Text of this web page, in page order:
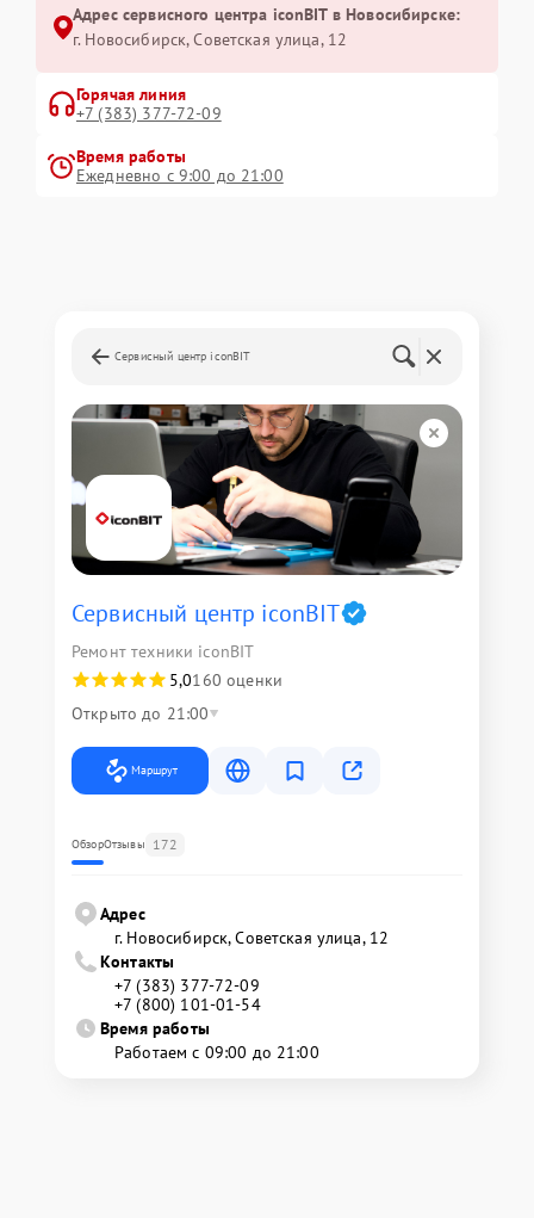
Адрес сервисного центра iconBIT в Новосибирске:
г. Новосибирск, Советская улица, 12
Горячая линия
+7 (383) 377-72-09
Время работы
Ежедневно с 9:00 до 21:00
Сервисный центр iconBIT
Сервисный центр iconBIT
Ремонт техники iconBIT
5,0160 оценки
Открыто до 21:00
Маршрут
ОбзорОтзывы 172
Адрес
г. Новосибирск, Советская улица, 12
Контакты
+7 (383) 377-72-09
+7 (800) 101-01-54
Время работы
Работаем с 09:00 до 21:00